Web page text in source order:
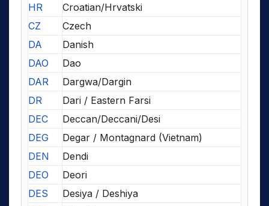
HR
Croatian/Hrvatski
CZ
Czech
DA
Danish
DAO
Dao
DAR
Dargwa/Dargin
DR
Dari / Eastern Farsi
DEC
Deccan/Deccani/Desi
DEG
Degar / Montagnard (Vietnam)
DEN
Dendi
DEO
Deori
DES
Desiya / Deshiya